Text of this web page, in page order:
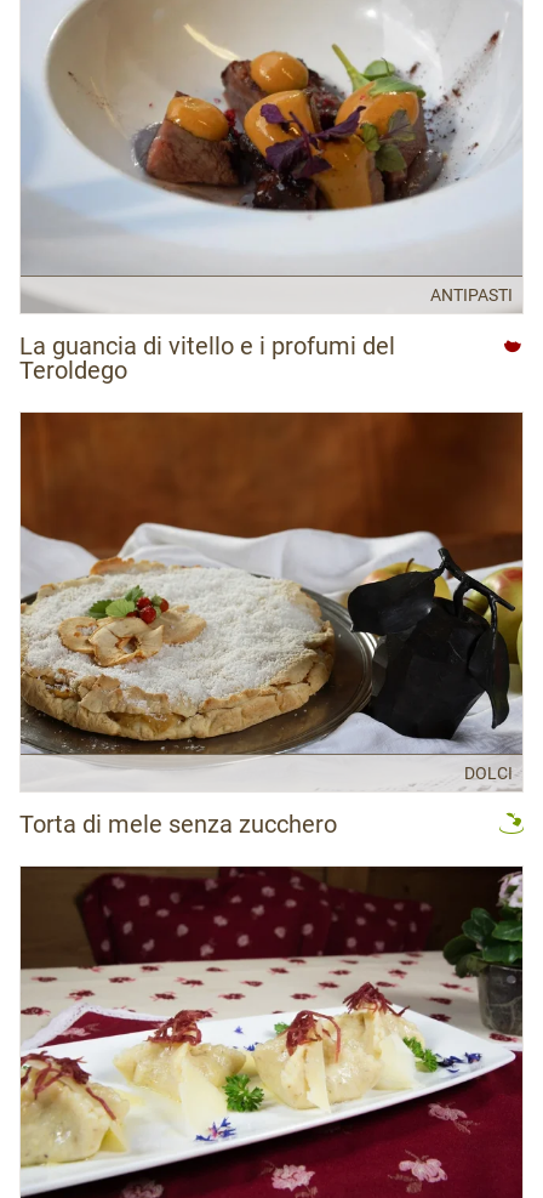
ANTIPASTI
La guancia di vitello e i profumi del
Teroldego
DOLCI
Torta di mele senza zucchero